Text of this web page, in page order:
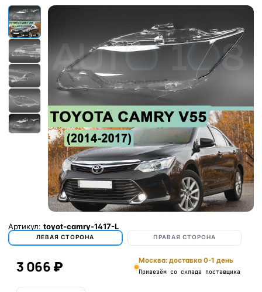
Артикул: toyot-camry-1417-L
ЛЕВАЯ СТОРОНА ПРАВАЯ СТОРОНА
3 066 ₽ Москва: доставка 0-1 день
Привезём со склада поставщика